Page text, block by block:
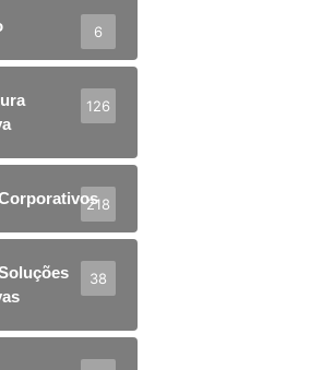
6
126
218
38